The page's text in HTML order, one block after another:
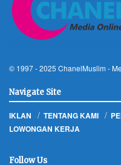
© 1997 - 2025 ChanelMuslim -
Navigate Site
IKLAN TENTANG KAMI
LOWONGAN KERJA
Follow Us